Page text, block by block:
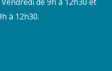
à 12h30.